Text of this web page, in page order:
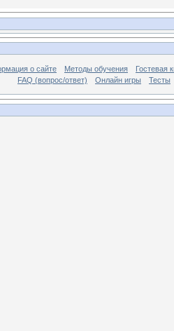
о сайте Методы обучения
Гостевая
FAQ (вопрос/ответ)
Онлайн игры Тесты